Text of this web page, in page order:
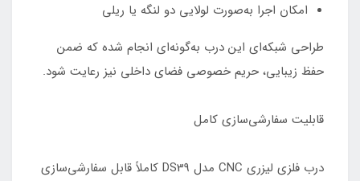
امکان اجرا به‌صورت لولایی دو لنگه یا ریلی
طراحی شبکه‌ای این درب به‌گونه‌ای انجام شده که ضمن
حفظ زیبایی، حریم خصوصی فضای داخلی نیز رعایت شود.
قابلیت سفارشی‌سازی کامل
درب فلزی لیزری CNC مدل DS39 کاملاً قابل سفارشی‌سازی